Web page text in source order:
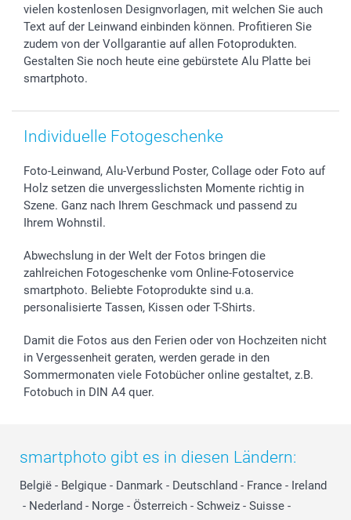
B2B smartbusiness
Widerrufsrecht
Geburt
Zu allen Anlässen
Sitemap
Status der Bestellung
smartfriends
smartgarantie
vielen kostenlosen Designvorlagen, mit welchen Sie auch
Text auf der Leinwand einbinden können. Profitieren Sie
zudem von der Vollgarantie auf allen Fotoprodukten.
Gestalten Sie noch heute eine gebürstete Alu Platte bei
smartphoto.
Individuelle Fotogeschenke
Foto-Leinwand, Alu-Verbund Poster, Collage oder Foto auf
Holz setzen die unvergesslichsten Momente richtig in
Szene. Ganz nach Ihrem Geschmack und passend zu
Ihrem Wohnstil.
Abwechslung in der Welt der Fotos bringen die
zahlreichen Fotogeschenke vom Online-Fotoservice
smartphoto. Beliebte Fotoprodukte sind u.a.
personalisierte Tassen, Kissen oder T-Shirts.
Damit die Fotos aus den Ferien oder von Hochzeiten nicht
in Vergessenheit geraten, werden gerade in den
Sommermonaten viele Fotobücher online gestaltet, z.B.
Fotobuch in DIN A4 quer.
smartphoto gibt es in diesen Ländern:
België - Belgique - Danmark - Deutschland - France - Ireland
- Nederland - Norge - Österreich - Schweiz - Suisse -